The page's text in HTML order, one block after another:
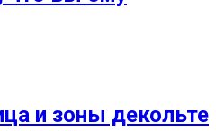
и зоны декольте